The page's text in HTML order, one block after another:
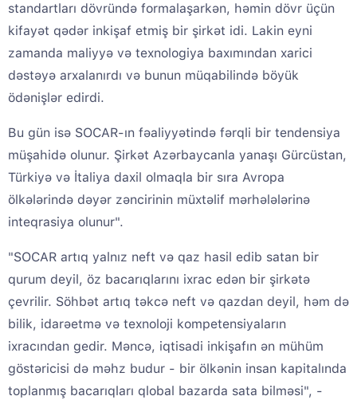
standartları dövründə formalaşarkən, həmin dövr üçün
kifayət qədər inkişaf etmiş bir şirkət idi. Lakin eyni
zamanda maliyyə və texnologiya baxımından xarici
dəstəyə arxalanırdı və bunun müqabilində böyük
ödənişlər edirdi.
Bu gün isə SOCAR-ın fəaliyyətində fərqli bir tendensiya
müşahidə olunur. Şirkət Azərbaycanla yanaşı Gürcüstan,
Türkiyə və İtaliya daxil olmaqla bir sıra Avropa
ölkələrində dəyər zəncirinin müxtəlif mərhələlərinə
inteqrasiya olunur".
"SOCAR artıq yalnız neft və qaz hasil edib satan bir
qurum deyil, öz bacarıqlarını ixrac edən bir şirkətə
çevrilir. Söhbət artıq təkcə neft və qazdan deyil, həm də
bilik, idarəetmə və texnoloji kompetensiyaların
ixracından gedir. Məncə, iqtisadi inkişafın ən mühüm
göstəricisi də məhz budur - bir ölkənin insan kapitalında
toplanmış bacarıqları qlobal bazarda sata bilməsi", -